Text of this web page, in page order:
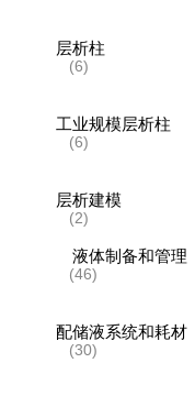
层析柱
(6)
工业规模层析柱
(6)
层析建模
(2)
液体制备和管理
(46)
配储液系统和耗材
(30)